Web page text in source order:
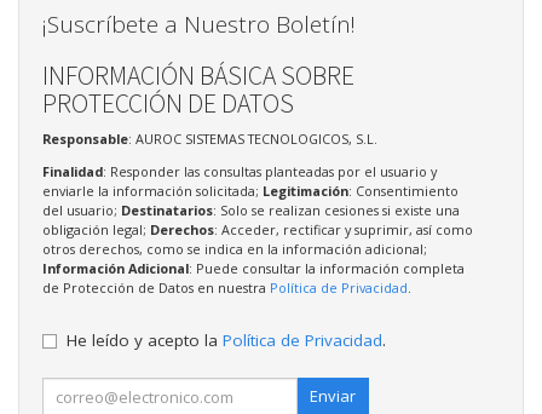
¡Suscríbete a Nuestro Boletín!
INFORMACIÓN BÁSICA SOBRE
PROTECCIÓN DE DATOS
Responsable: AUROC SISTEMAS TECNOLOGICOS, S.L.
Finalidad: Responder las consultas planteadas por el usuario y
enviarle la información solicitada; Legitimación: Consentimiento
del usuario; Destinatarios: Solo se realizan cesiones si existe una
obligación legal; Derechos: Acceder, rectificar y suprimir, así como
otros derechos, como se indica en la información adicional;
Información Adicional: Puede consultar la información completa
de Protección de Datos en nuestra Política de Privacidad
He leído y acepto la Política de Privacidad.
Enviar